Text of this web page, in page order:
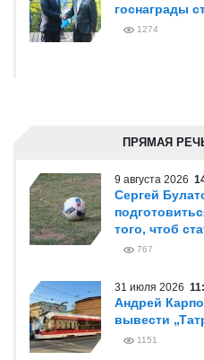
госнаграды
1274
ПРЯМАЯ
9 августа 2026
Сергей
того, чтоб
767
31 июля 2026
Андрей
вывести
1151